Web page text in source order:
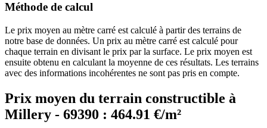
Méthode de calcul
Le prix moyen au mètre carré est calculé à partir des terrains de
notre base de données. Un prix au mètre carré est calculé pour
chaque terrain en divisant le prix par la surface. Le prix moyen est
ensuite obtenu en calculant la moyenne de ces résultats. Les terrains
avec des informations incohérentes ne sont pas pris en compte.
Prix moyen du terrain constructible à
Millery - 69390 : 464.91 €/m²